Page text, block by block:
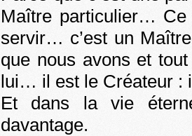
Maître particulier… Ce
servir… c’est un
que nous avons et
lui… il est le Créateur :
Et dans la vie
davantage.